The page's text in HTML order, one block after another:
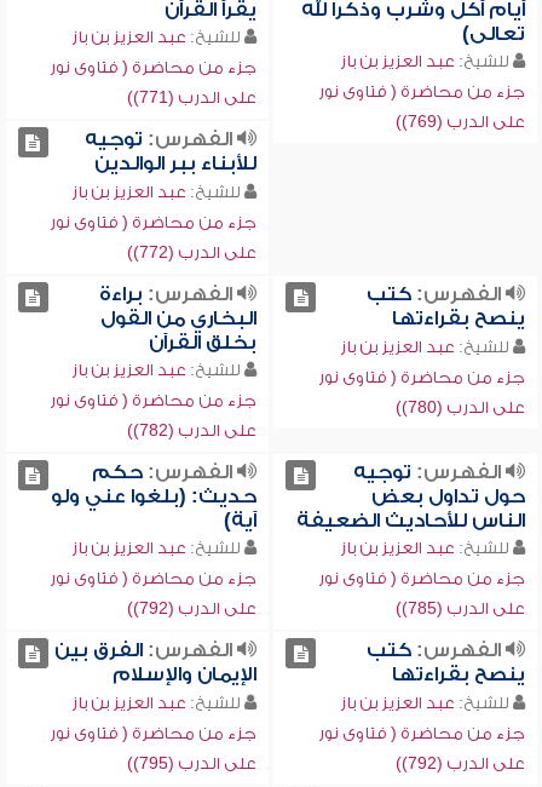
أيام أكل وشرب وذكرا لله
تعالى)
للشيخ: عبد العزيز بن باز
جزء من محاضرة ( فتاوى نور
على الدرب (769))
يقرأ القرآن
للشيخ: عبد العزيز بن باز
جزء من محاضرة ( فتاوى نور
على الدرب (771))
الفهرس: توجيه
للأبناء ببر الوالدين
للشيخ: عبد العزيز بن باز
جزء من محاضرة ( فتاوى نور
على الدرب (772))
الفهرس:كتب
ينصح بقراءتها
للشيخ: عبد العزيز بن باز
جزء من محاضرة ( فتاوى نور
على الدرب (780))
الفهرس: براءة
البخاري من القول
بخلق القرآن
للشيخ: عبد العزيز بن باز
جزء من محاضرة ( فتاوى نور
على الدرب (782))
الفهرس: توجيه
حول تداول بعض
الناس للأحاديث الضعيفة
للشيخ: عبد العزيز بن باز
جزء من محاضرة ( فتاوى نور
على الدرب (785))
الفهرس:حكم
حديث: (بلغوا عني ولو
آية)
للشيخ: عبد العزيز بن باز
جزء من محاضرة ( فتاوى نور
على الدرب (792))
الفهرس:كتب
ينصح بقراءتها
للشيخ: عبد العزيز بن باز
جزء من محاضرة ( فتاوى نور
على الدرب (792))
الفهرس:الفرق بين
الإيمان والإسلام
للشيخ: عبد العزيز بن باز
جزء من محاضرة ( فتاوى نور
على الدرب (795))